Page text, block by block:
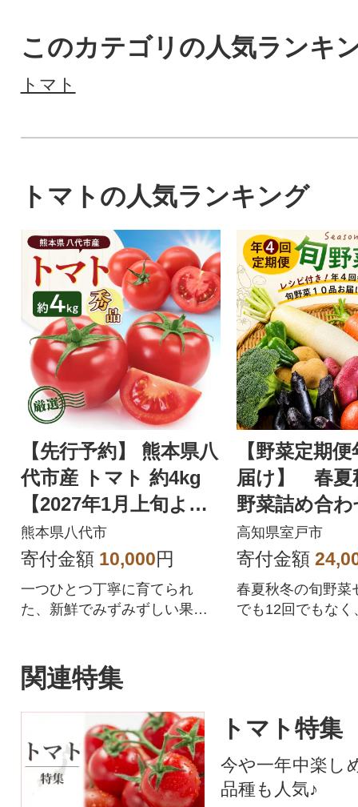
このカテゴリの人気ランキ
トマト
トマトの人気ランキング
【先行予約】 熊本県八
代市産 トマト 約4kg
【2027年1月上旬より
順次発送】_229-6721
熊本県八代市
寄付金額 10,000円
一つひとつ丁寧に育てられ
た、新鮮でみずみずしい果肉
【野菜定期
届け】 春夏
野菜詰め合
レシピ付き
野菜セット
高知県室戸市
寄付金額
春夏秋冬の旬野菜
でも12回でもなく
などを野菜詰め合
中心の生活に、ア
キャンプなどの
関連特集
トマト特集
今や一年中楽
品種も人気♪